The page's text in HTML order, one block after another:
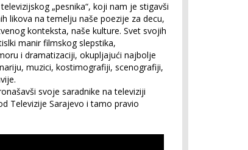
„pesnika“, koji nam je stigavši
likova na temelju naše poezije za decu,
konteksta, naše kulture. Svet svojih
manir filmskog slepstika,
i dramatizaciji, okupljajući najbolje
muzici, kostimografiji, scenografiji,
svoje saradnike na televiziji
Televizije Sarajevo i tamo pravio